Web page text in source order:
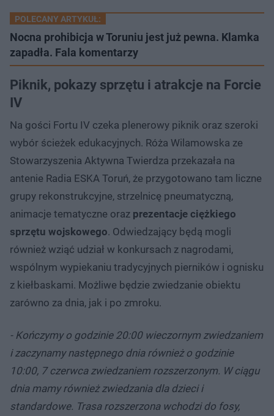
POLECANY ARTYKUŁ:
Nocna prohibicja w Toruniu jest już pewna. Klamka
zapadła. Fala komentarzy
Piknik, pokazy sprzętu i atrakcje na Forcie
IV
Na gości Fortu IV czeka plenerowy piknik oraz szeroki
wybór ścieżek edukacyjnych. Róża Wilamowska ze
Stowarzyszenia Aktywna Twierdza przekazała na
antenie Radia ESKA Toruń, że przygotowano tam liczne
grupy rekonstrukcyjne, strzelnicę pneumatyczną,
animacje tematyczne oraz prezentacje ciężkiego
sprzętu wojskowego. Odwiedzający będą mogli
również wziąć udział w konkursach z nagrodami,
wspólnym wypiekaniu tradycyjnych pierników i ognisku
z kiełbaskami. Możliwe będzie zwiedzanie obiektu
zarówno za dnia, jak i po zmroku.
- Kończymy o godzinie 20:00 wieczornym zwiedzaniem
i zaczynamy następnego dnia również o godzinie
10:00, 7 czerwca zwiedzaniem rozszerzonym. W ciągu
dnia mamy również zwiedzania dla dzieci i
standardowe. Trasa rozszerzona wchodzi do fosy,